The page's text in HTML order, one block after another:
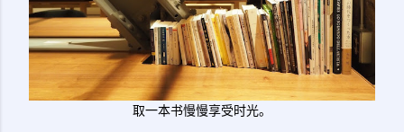
取一本书慢慢享受时光。